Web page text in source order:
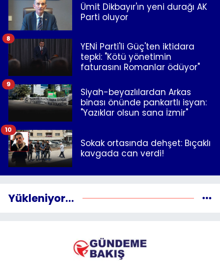
Ümit Dikbayır'ın yeni durağı AK
Parti oluyor
YENİ Parti'li Güç'ten iktidara
tepki: "Kötü yönetimin
faturasını Romanlar ödüyor"
8
Siyah-beyazlılardan Arkas
binası önünde pankartlı isyan:
"Yazıklar olsun sana İzmir"
9
Sokak ortasında dehşet: Bıçaklı
kavgada can verdi!
10
Yükleniyor...